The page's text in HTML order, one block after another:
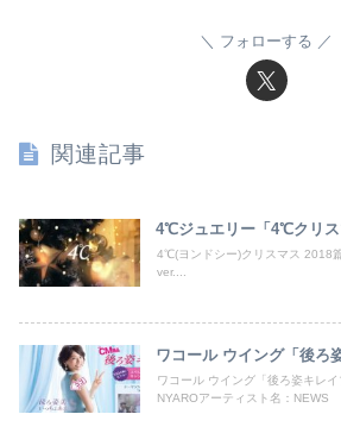
フォローする
関連記事
4℃ジュエリー「4℃クリス
4℃(ヨンドシー)クリスマス 2018
ver....
ワコール ウイング「後ろ
ワコール ウイング「後ろ姿キレ
NYAROアーティスト名：NEWS